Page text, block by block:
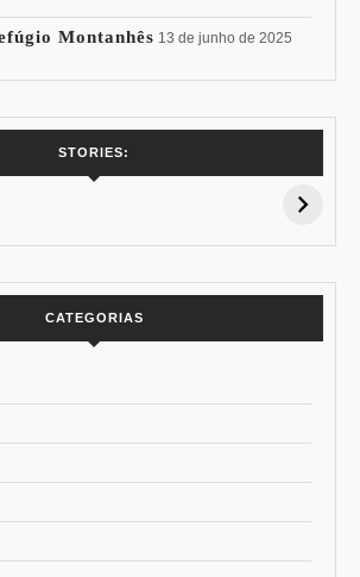
Montanhês 13 de junho de 2025
STORIES:
Pessoal: Os
CATEGORIAS